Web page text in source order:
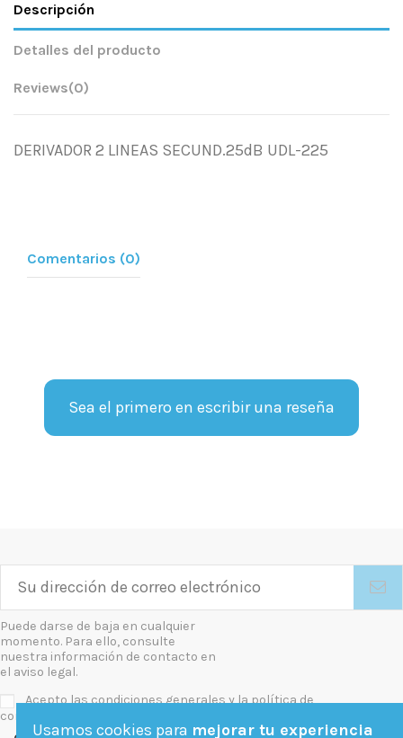
Descripción
Detalles del producto
Reviews(0)
DERIVADOR 2 LINEAS SECUND.25dB UDL-225
Comentarios (0)
Sea el primero en escribir una reseña
Puede darse de baja en cualquier
momento. Para ello, consulte
nuestra información de contacto en
el aviso legal.
Acepto las condiciones generales y la política de
confidencialidad
Usamos cookies para mejorar tu experiencia